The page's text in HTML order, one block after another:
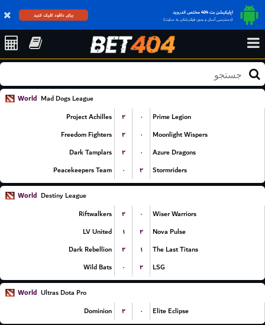
اپلیکیشن بت 404 مختص اندروید
(دسترسی آسان و بدون فیلترشکن به سایت)
برای دانلود کلیک کنید
World Mad Dogs League
Project Achilles
۲ ۰
Prime Legion
Freedom Fighters
۲ ۰
Moonlight Wispers
Dark Tamplars
۲ ۰
Azure Dragons
Peacekeepers Team
۰ ۲ Stormriders
World Destiny League
Riftwalkers
۲ ۰
Wiser Warriors
LV United
۱ ۲
Nova Pulse
Dark Rebellion
۲ ۱
The Last Titans
Wild Bats
۰ ۲ LSG
World Ultras Dota Pro
Dominion
۲ ۰ Elite Eclipse